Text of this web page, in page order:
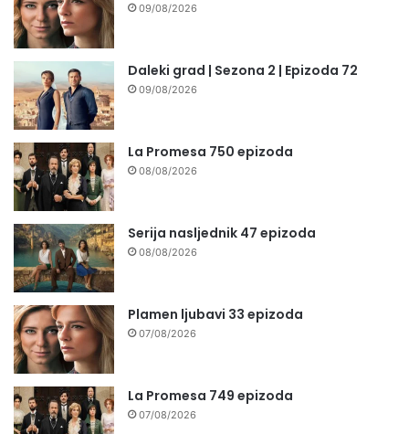
09/08/2026
Daleki grad | Sezona 2 | Epizoda 72
09/08/2026
La Promesa 750 epizoda
08/08/2026
Serija nasljednik 47 epizoda
08/08/2026
Plamen ljubavi 33 epizoda
07/08/2026
La Promesa 749 epizoda
07/08/2026